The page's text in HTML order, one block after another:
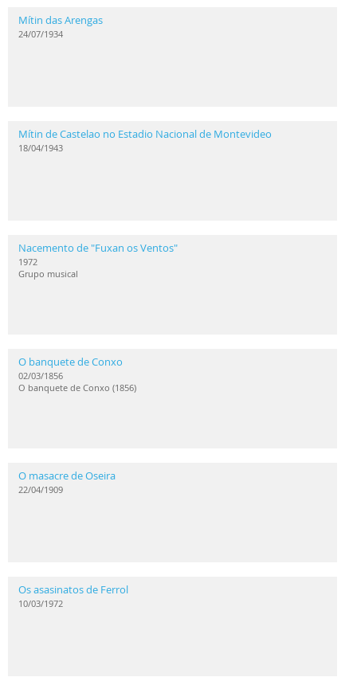
Mítin das Arengas
24/07/1934
Mítin de Castelao no Estadio Nacional de Montevideo
18/04/1943
Nacemento de "Fuxan os Ventos"
1972
Grupo musical
O banquete de Conxo
02/03/1856
O banquete de Conxo (1856)
O masacre de Oseira
22/04/1909
Os asasinatos de Ferrol
10/03/1972